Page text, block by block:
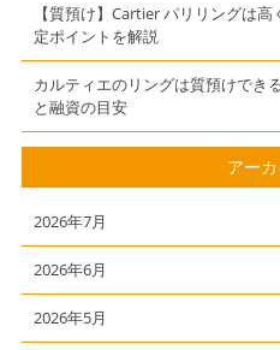
【質預け】Cartier パリリングは
定ポイントを解説
カルティエのリングは質預けでき
と融資の目安
アー
2026年7月
2026年6月
2026年5月